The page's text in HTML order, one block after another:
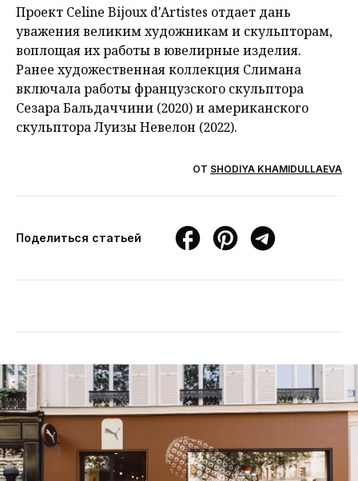
Проект Celine Bijoux d'Artistes отдает дань
уважения великим художникам и скульпторам,
воплощая их работы в ювелирные изделия.
Ранее художественная коллекция Слимана
включала работы французского скульптора
Сезара Бальдаччини (2020) и американского
скульптора Луизы Невелон (2022).
ОТ SHODIYA KHAMIDULLAEVA
Поделиться статьей